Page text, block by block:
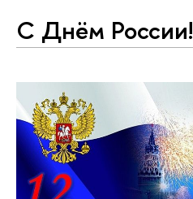
С Днём России!